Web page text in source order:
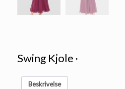
Swing Kjole ·
Beskrivelse